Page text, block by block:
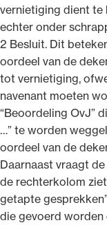
vernietiging dient te
echter onder
2 Besluit. Dit
oordeel van de
tot vernietiging,
navenant moeten
“Beoordeling OvJ”
…” te worden
oordeel van de
Daarnaast vraagt
de rechterkolom
getapte
die gevoerd